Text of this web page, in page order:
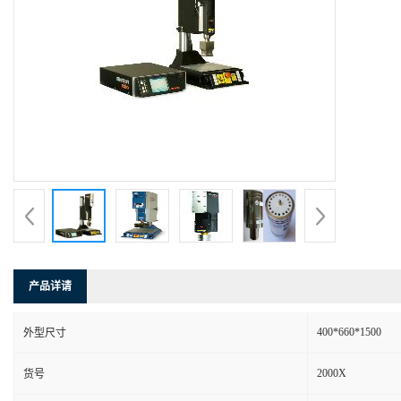
产品详请
外型尺寸 400*660*1500
货号 2000X